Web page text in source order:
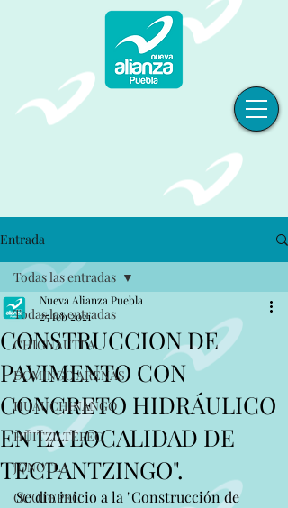
Entrada
Todas las entradas
CHIGNAUTLA
DOMINGO ARENAS
HUAUCHINANGO
HUITZILTEPEC
JONOTLA
OCOTEPEC
Todas las entradas
CONSTRUCCION DE
PAVIMENTO CON
CONCRETO HIDRÁULICO
EN LA LOCALIDAD DE
TECPANTZINGO".
Nueva Alianza Puebla
25 feb 2021
Se dio inicio a la "Construcción de